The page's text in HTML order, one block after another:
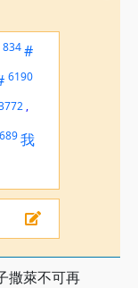
834#
6190
,
我
撒萊不可再